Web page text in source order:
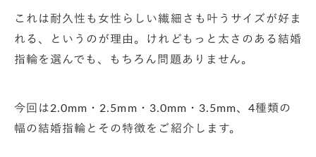
これは耐久性も女性らしい繊細さも叶うサイズが好ま
れる、というのが理由。けれどもっと太さのある結婚
指輪を選んでも、もちろん問題ありません。
今回は2.0mm・2.5mm・3.0mm・3.5mm、4種類の
幅の結婚指輪とその特徴をご紹介します。